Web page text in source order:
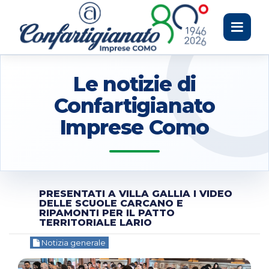
Toggle
Le notizie di
Confartigianato
Imprese Como
PRESENTATI A VILLA GALLIA I VIDEO
DELLE SCUOLE CARCANO E
RIPAMONTI PER IL PATTO
TERRITORIALE LARIO
Notizia generale